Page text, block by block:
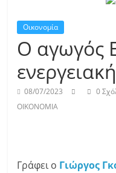
Οικονομία
Ο αγωγός
08/07/2023 0
ΟΙΚΟΝΟΜΙΑ
Γράφει ο Γιώργος